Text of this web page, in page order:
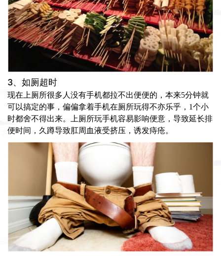
3、如厕超时
现在上厕所很多人没有手机都拉不出便便的，本来5分钟就
可以搞定的事，偏偏拿着手机在厕所玩得不亦乐乎，1个小
时都舍不得出来。上厕所玩手机容易影响便意，导致延长排
便时间，久蹲导致肛周血液受挤压，诱发痔疮。